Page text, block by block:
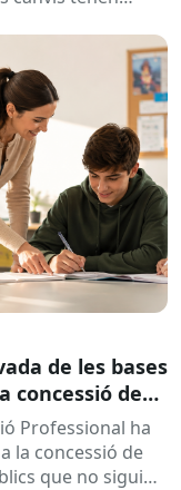
de les bases
concessió de
per al
de formació i
Professional ha
la concessió de
que no siguin